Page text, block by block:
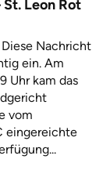
Leon Rot
Diese Nachricht
ein. Am
Uhr kam das
vom
eingereichte